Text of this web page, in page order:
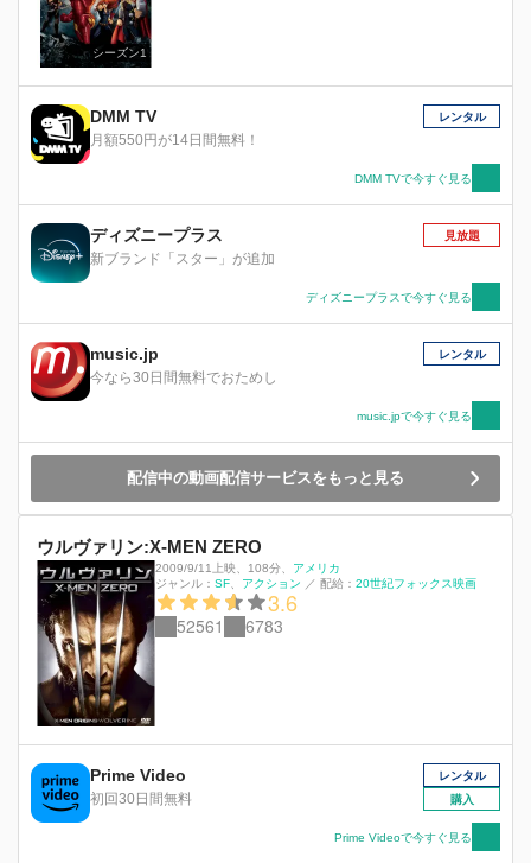
シーズン1
DMM TV
月額550円が14日間無料！
レンタル
DMM TVで今すぐ見る
ディズニープラス
新ブランド「スター」が追加
見放題
ディズニープラスで今すぐ見る
music.jp
今なら30日間無料でおためし
レンタル
music.jpで今すぐ見る
配信中の動画配信サービスをもっと見る
ウルヴァリン:X-MEN ZERO
2009/9/11上映 108分
アメリカ
ジャンル： SF アクション ／ 配給： 20世紀フォックス映画
3.6
52561 6783
Prime Video
初回30日間無料
レンタル
購入
Prime Videoで今すぐ見る